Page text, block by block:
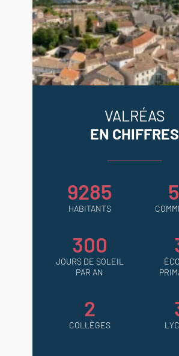
VALRÉAS
EN CHIFFRES
9285
HABITANTS
300
JOURS DE SOLEIL
PAR AN
2
COLLÈGES